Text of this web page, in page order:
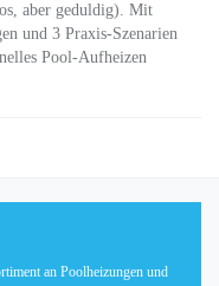
aber geduldig). Mit
und 3 Praxis-Szenarien
Pool-Aufheizen
an Poolheizungen und